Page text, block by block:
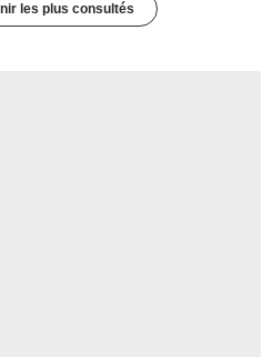
les plus consultés